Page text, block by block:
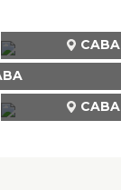
CABA
CABA